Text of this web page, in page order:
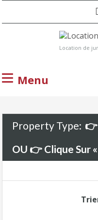
Location de
Menu
Property Type: 👉
OU 👉 Clique Sur